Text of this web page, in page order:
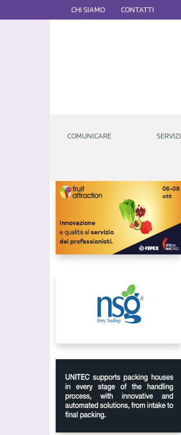
CHI SIAMO CONTATTI
COMUNICARE SERVIZI